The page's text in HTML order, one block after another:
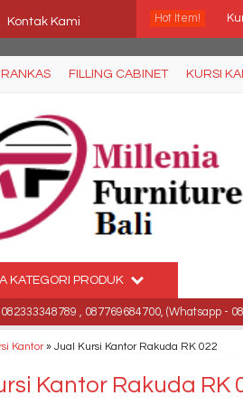
Kontak Kami Hot Item!
FILLING CABINET KURSI
KATEGORI PRODUK
, 087769684700, (Whatsapp -
Kantor» Jual Kursi Kantor Rakuda RK 022
Kantor Rakuda RK